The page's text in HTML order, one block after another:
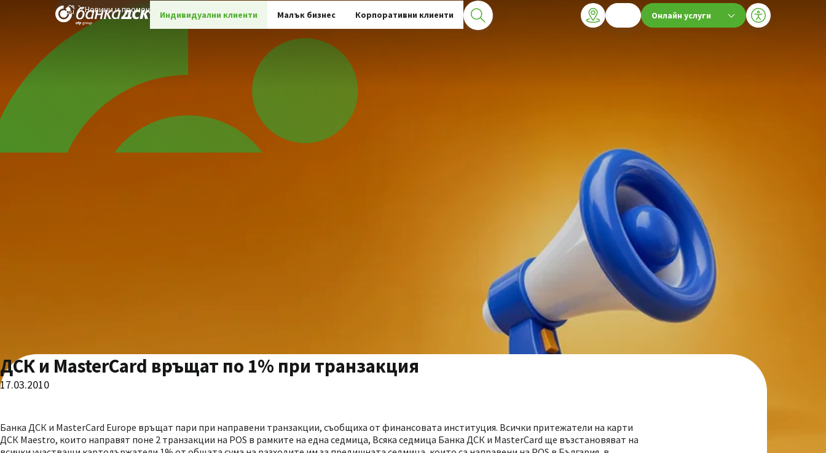
Индивидуални клиенти Малък бизнес Корпоративни клиенти Онлайн услуги
Новини и промоции
ДСК и MasterCard връщат по 1% при транзакция
17.03.2010
Банка ДСК и MasterCard Europe връщат пари при направени транзакции, съобщиха от финансовата институция. Всички притежатели на карти
ДСК Maestro, които направят поне 2 транзакции на POS в рамките на една седмица, Всяка седмица Банка ДСК и MasterCard ще възстановяват на